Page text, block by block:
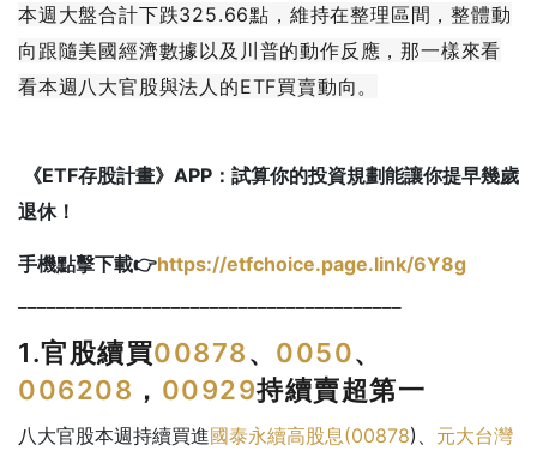
本週大盤合計下跌325.66點，維持在整理區間，整體動
向跟隨美國經濟數據以及川普的動作反應，那一樣來看
看本週八大官股與法人的ETF買賣動向。
《ETF存股計畫》APP：試算你的投資規劃能讓你提早幾歲
退休！
手機點擊下載👉https://etfchoice.page.link/6Y8g
1.官股續買00878、 0050、
006208 ， 00929持續賣超第一
八大官股本週持續買進國泰永續高股息(00878)、 元大台灣